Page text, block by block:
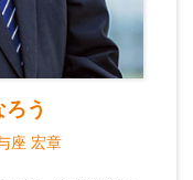
う
座 宏章